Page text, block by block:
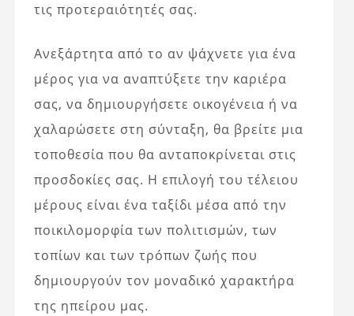
τις προτεραιότητές σας.
Ανεξάρτητα από το αν ψάχνετε για ένα
μέρος για να αναπτύξετε την καριέρα
σας, να δημιουργήσετε οικογένεια ή να
χαλαρώσετε στη σύνταξη, θα βρείτε μια
τοποθεσία που θα ανταποκρίνεται στις
προσδοκίες σας. Η επιλογή του τέλειου
μέρους είναι ένα ταξίδι μέσα από την
ποικιλομορφία των πολιτισμών, των
τοπίων και των τρόπων ζωής που
δημιουργούν τον μοναδικό χαρακτήρα
της ηπείρου μας.